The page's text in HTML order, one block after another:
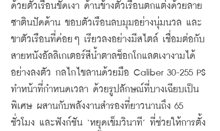
ด้วยตัวเรือนขัดเงา ด้านข้างตัวเรือนตกแต่งด้วยลาย
ซาตินปัดด้าน ขอบตัวเรือนลบมุมอย่างนุ่มนวล และ
ขาตัวเรือนที่ค่อยๆ เรียวลงอย่างมีสไตล์ เชื่อมต่อกับ
สายหนังอัลลิเกเตอร์สีน้ำตาลช็อกโกแลตเงางามได้
อย่างลงตัว กลไกไขลานด้วยมือ Caliber 30-255 PS
ทำหน้าที่กำหนดเวลา ด้วยรูปลักษณ์ที่บางเฉียบเป็น
พิเศษ ผสานกับพลังงานสำรองที่ยาวนานถึง 65
ชั่วโมง และฟังก์ชัน ‘หยุดเข็มวินาที’ ที่ช่วยให้การตั้ง